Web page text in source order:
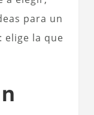
para un
: elige la que